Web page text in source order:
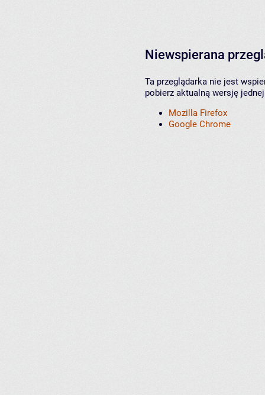
Niewspierana
Ta przeglądarka nie jest
pobierz aktualną wersję
Mozilla Firefox
Google Chrome